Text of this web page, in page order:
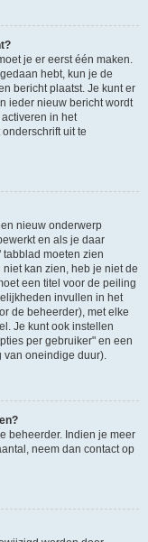
je er eerst één maken.
hebt, kun je de
bericht plaatst. Je kunt er
ieder nieuw bericht wordt
in het
uit te
nieuw onderwerp
en als je daar
moeten zien
kan zien, heb je niet de
een titel voor de peiling
invullen in het
de beheerder), met elke
Je kunt ook instellen
per gebruiker" en een
van oneindige duur).
beheerder. Indien je meer
neem dan contact op